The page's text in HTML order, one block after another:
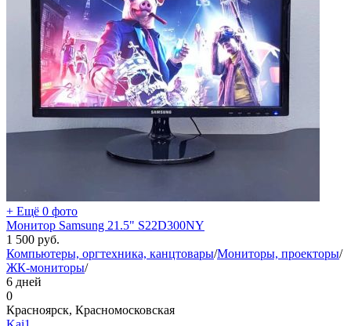
+ Ещё 0 фото
Монитор Samsung 21.5" S22D300NY
1 500 руб.
Компьютеры, оргтехника, канцтовары/Мониторы, проекторы/
ЖК-мониторы/
6 дней
0
Красноярск, Красномосковская